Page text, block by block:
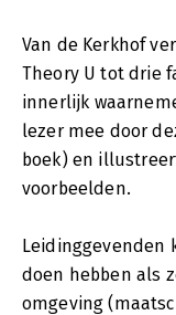
Van de Kerkhof
Theory U tot drie
innerlijk
lezer mee door
boek) en
voorbeelden.
Leidinggevenden
doen hebben als
omgeving